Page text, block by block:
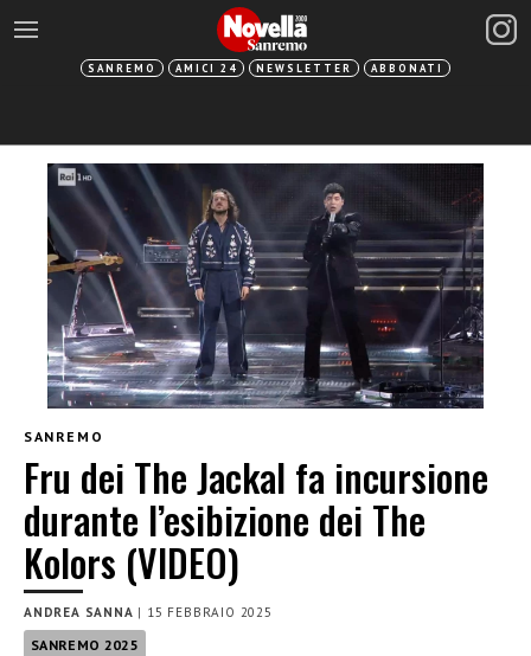
SANREMO AMICI 24 NEWSLETTER ABBONATI
SANREMO
Fru dei The Jackal fa incursione
durante l’esibizione dei The
Kolors (VIDEO)
ANDREA SANNA | 15 FEBBRAIO 2025
SANREMO 2025